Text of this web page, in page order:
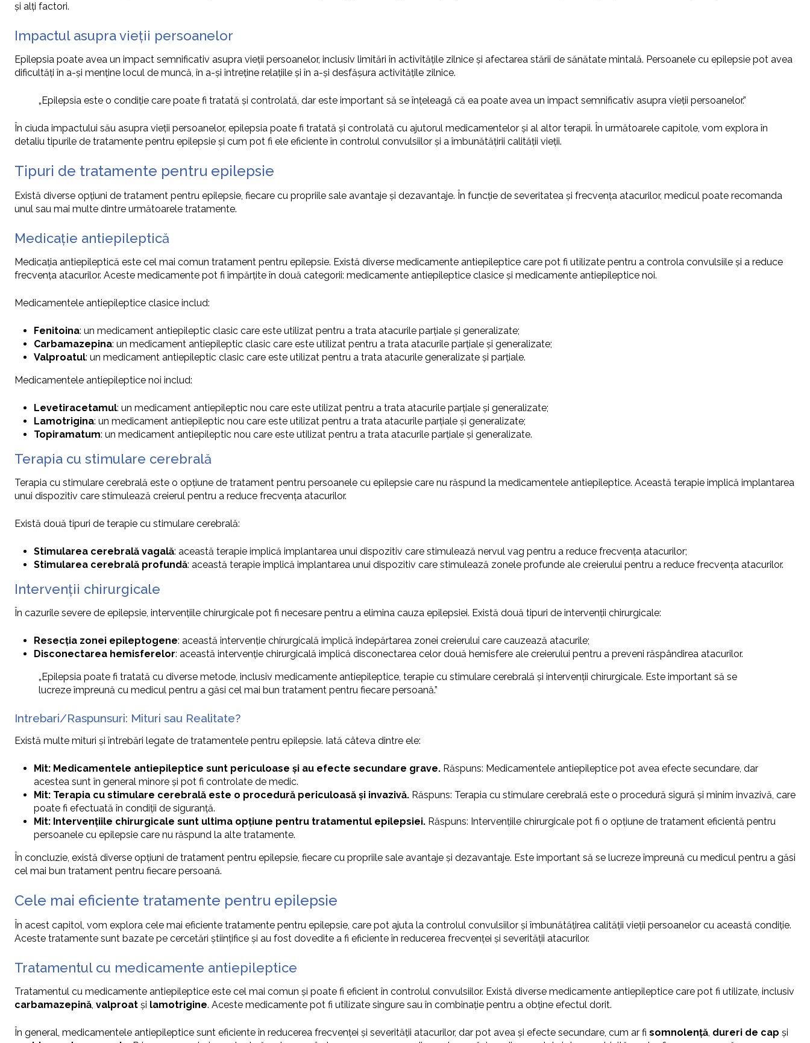
și alți factori.
Impactul asupra vieții persoanelor
Epilepsia poate avea un impact semnificativ asupra vieții persoanelor, inclusiv limitări în activitățile zilnice și afectarea stării de sănătate mintală. Persoanele cu epilepsie pot avea
dificultăți în a-și menține locul de muncă, în a-și întreține relațiile și în a-și desfășura activitățile zilnice.
„Epilepsia este o condiție care poate fi tratată și controlată, dar este important să se înțeleagă că ea poate avea un impact semnificativ asupra vieții persoanelor.”
În ciuda impactului său asupra vieții persoanelor, epilepsia poate fi tratată și controlată cu ajutorul medicamentelor și al altor terapii. În următoarele capitole, vom explora în
detaliu tipurile de tratamente pentru epilepsie și cum pot fi ele eficiente în controlul convulsiilor și a îmbunătățirii calității vieții.
Tipuri de tratamente pentru epilepsie
Există diverse opțiuni de tratament pentru epilepsie, fiecare cu propriile sale avantaje și dezavantaje. În funcție de severitatea și frecvența atacurilor, medicul poate recomanda
unul sau mai multe dintre următoarele tratamente.
Medicație antiepileptică
Medicația antiepileptică este cel mai comun tratament pentru epilepsie. Există diverse medicamente antiepileptice care pot fi utilizate pentru a controla convulsiile și a reduce
frecvența atacurilor. Aceste medicamente pot fi împărțite în două categorii: medicamente antiepileptice clasice și medicamente antiepileptice noi.
Medicamentele antiepileptice clasice includ:
Fenitoina: un medicament antiepileptic clasic care este utilizat pentru a trata atacurile parțiale și generalizate;
Carbamazepina: un medicament antiepileptic clasic care este utilizat pentru a trata atacurile parțiale și generalizate;
Valproatul: un medicament antiepileptic clasic care este utilizat pentru a trata atacurile generalizate și parțiale.
Medicamentele antiepileptice noi includ:
Levetiracetamul: un medicament antiepileptic nou care este utilizat pentru a trata atacurile parțiale și generalizate;
Lamotrigina: un medicament antiepileptic nou care este utilizat pentru a trata atacurile parțiale și generalizate;
Topiramatum: un medicament antiepileptic nou care este utilizat pentru a trata atacurile parțiale și generalizate.
Terapia cu stimulare cerebrală
Terapia cu stimulare cerebrală este o opțiune de tratament pentru persoanele cu epilepsie care nu răspund la medicamentele antiepileptice. Această terapie implică implantarea
unui dispozitiv care stimulează creierul pentru a reduce frecvența atacurilor.
Există două tipuri de terapie cu stimulare cerebrală:
Stimularea cerebrală vagală: această terapie implică implantarea unui dispozitiv care stimulează nervul vag pentru a reduce frecvența atacurilor;
Stimularea cerebrală profundă: această terapie implică implantarea unui dispozitiv care stimulează zonele profunde ale creierului pentru a reduce frecvența atacurilor.
Intervenții chirurgicale
În cazurile severe de epilepsie, intervențiile chirurgicale pot fi necesare pentru a elimina cauza epilepsiei. Există două tipuri de intervenții chirurgicale:
Resecția zonei epileptogene: această intervenție chirurgicală implică îndepărtarea zonei creierului care cauzează atacurile;
Disconectarea hemisferelor: această intervenție chirurgicală implică disconectarea celor două hemisfere ale creierului pentru a preveni răspândirea atacurilor.
„Epilepsia poate fi tratată cu diverse metode, inclusiv medicamente antiepileptice, terapie cu stimulare cerebrală și intervenții chirurgicale. Este important să se
lucreze împreună cu medicul pentru a găsi cel mai bun tratament pentru fiecare persoană.”
Intrebari/Raspunsuri: Mituri sau Realitate?
Există multe mituri și întrebări legate de tratamentele pentru epilepsie. Iată câteva dintre ele:
Mit: Medicamentele antiepileptice sunt periculoase și au efecte secundare grave. Răspuns: Medicamentele antiepileptice pot avea efecte secundare, dar
acestea sunt în general minore și pot fi controlate de medic.
Mit: Terapia cu stimulare cerebrală este o procedură periculoasă și invazivă. Răspuns: Terapia cu stimulare cerebrală este o procedură sigură și minim invazivă, care
poate fi efectuată în condiții de siguranță.
Mit: Intervențiile chirurgicale sunt ultima opțiune pentru tratamentul epilepsiei. Răspuns: Intervențiile chirurgicale pot fi o opțiune de tratament eficientă pentru
persoanele cu epilepsie care nu răspund la alte tratamente.
În concluzie, există diverse opțiuni de tratament pentru epilepsie, fiecare cu propriile sale avantaje și dezavantaje. Este important să se lucreze împreună cu medicul pentru a găsi
cel mai bun tratament pentru fiecare persoană.
Cele mai eficiente tratamente pentru epilepsie
În acest capitol, vom explora cele mai eficiente tratamente pentru epilepsie, care pot ajuta la controlul convulsiilor și îmbunătățirea calității vieții persoanelor cu această condiție.
Aceste tratamente sunt bazate pe cercetări științifice și au fost dovedite a fi eficiente în reducerea frecvenței și severității atacurilor.
Tratamentul cu medicamente antiepileptice
Tratamentul cu medicamente antiepileptice este cel mai comun și poate fi eficient în controlul convulsiilor. Există diverse medicamente antiepileptice care pot fi utilizate, inclusiv
carbamazepină, valproat și lamotrigine. Aceste medicamente pot fi utilizate singure sau în combinație pentru a obține efectul dorit.
În general, medicamentele antiepileptice sunt eficiente în reducerea frecvenței și severității atacurilor, dar pot avea și efecte secundare, cum ar fi somnolență, dureri de cap și